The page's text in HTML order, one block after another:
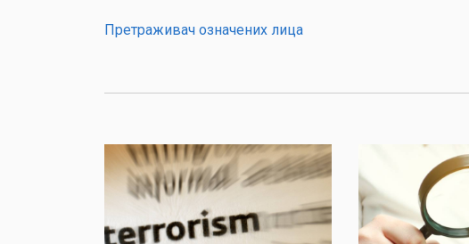
Претраживач означених лица